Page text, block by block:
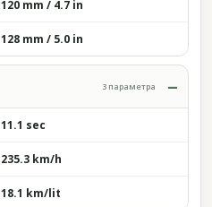
120 mm / 4.7 in
128 mm / 5.0 in
3 параметра
11.1 sec
235.3 km/h
18.1 km/lit